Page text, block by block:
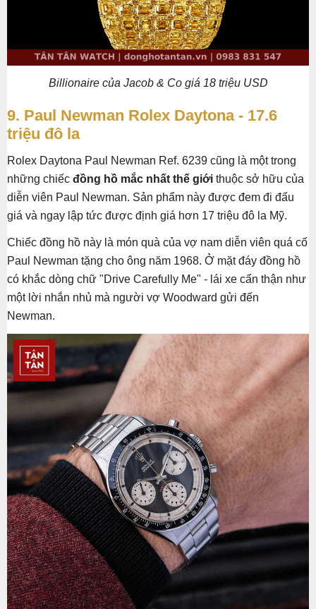
Billionaire của Jacob & Co giá 18 triệu USD
9. Paul Newman Rolex Daytona - 17.6
triệu đô la
Rolex Daytona Paul Newman Ref. 6239 cũng là một trong
những chiếc đồng hồ mắc nhất thế giới thuộc sở hữu của
diễn viên Paul Newman. Sản phẩm này được đem đi đấu
giá và ngay lập tức được định giá hơn 17 triệu đô la Mỹ.
Chiếc đồng hồ này là món quà của vợ nam diễn viên quá cố
Paul Newman tặng cho ông năm 1968. Ở mặt đáy đồng hồ
có khắc dòng chữ "Drive Carefully Me" - lái xe cẩn thận như
một lời nhắn nhủ mà người vợ Woodward gửi đến
Newman.